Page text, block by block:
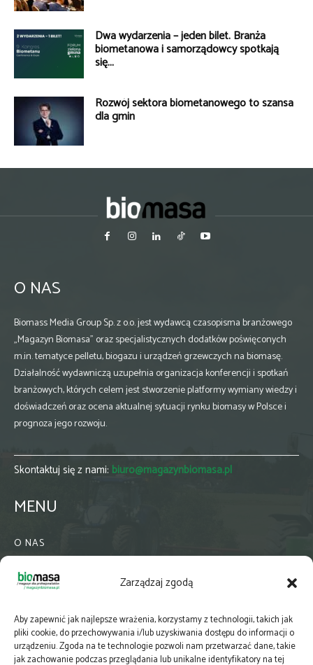
Zarządzaj zgodą
Aby zapewnić jak najlepsze wrażenia, korzystamy z technologii, takich jak
pliki cookie, do przechowywania i/lub uzyskiwania dostępu do informacji o
urządzeniu. Zgoda na te technologie pozwoli nam przetwarzać dane, takie
jak zachowanie podczas przeglądania lub unikalne identyfikatory na tej
Dwa wydarzenia – jeden bilet. Branża
biometanowa i samorządowcy spotkają
się...
Rozwój sektora biometanowego to szansa
dla gmin
O NAS
Biomass Media Group Sp. z o.o. jest wydawcą czasopisma branżowego
„Magazyn Biomasa” oraz specjalistycznych dodatków poświęconych
m.in. tematyce pelletu, biogazu i urządzeń grzewczych na biomasę.
Działalność wydawniczą uzupełnia organizacja konferencji i spotkań
branżowych, których celem jest stworzenie platformy wymiany wiedzy i
doświadczeń oraz ocena aktualnej sytuacji rynku biomasy w Polsce i
prognoza jego rozwoju.
Skontaktuj się z nami: biuro@magazynbiomasa.pl
MENU
O NAS
WSPÓŁPRACA
PRENUMERATA
NEWSLETTER